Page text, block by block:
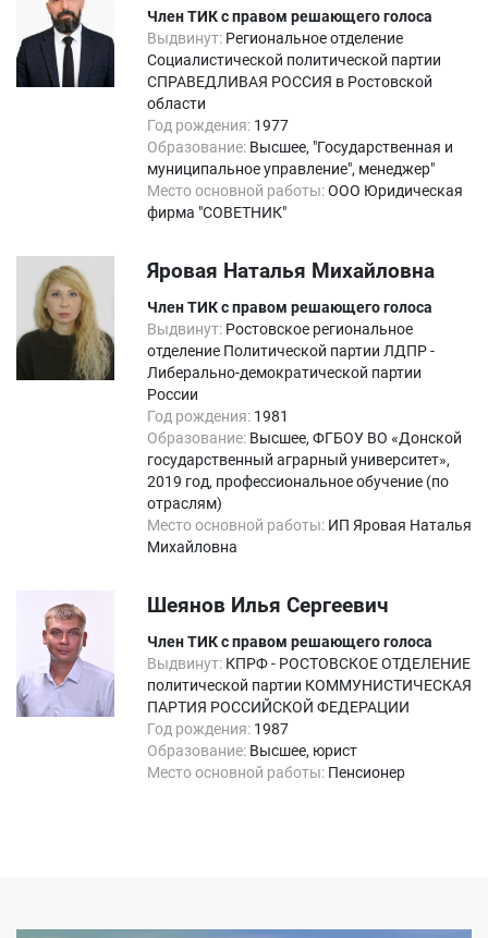
Член ТИК с правом решающего голоса
Выдвинут: Региональное отделение
Социалистической политической партии
СПРАВЕДЛИВАЯ РОССИЯ в Ростовской
области
Год рождения: 1977
Образование: Высшее, "Государственная и
муниципальное управление", менеджер"
Место основной работы:ООО Юридическая
фирма "СОВЕТНИК"
Яровая Наталья Михайловна
Член ТИК с правом решающего голоса
Выдвинут: Ростовское региональное
отделение Политической партии ЛДПР -
Либерально-демократической партии
России
Год рождения: 1981
Образование: Высшее, ФГБОУ ВО «Донской
государственный аграрный университет»,
2019 год, профессиональное обучение (по
отраслям)
Место основной работы: ИП Яровая Наталья
Михайловна
Шеянов Илья Сергеевич
Член ТИК с правом решающего голоса
Выдвинут: КПРФ - РОСТОВСКОЕ ОТДЕЛЕНИЕ
политической партии КОММУНИСТИЧЕСКАЯ
ПАРТИЯ РОССИЙСКОЙ ФЕДЕРАЦИИ
Год рождения: 1987
Образование: Высшее, юрист
Место основной работы: Пенсионер